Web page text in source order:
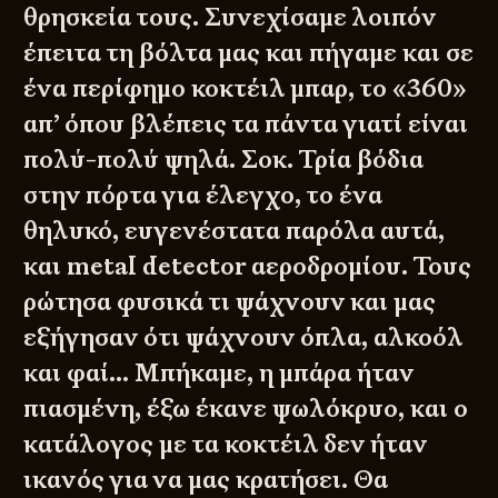
θρησκεία τους. Συνεχίσαμε λοιπόν
έπειτα τη βόλτα μας και πήγαμε και σε
ένα περίφημο κοκτέιλ μπαρ, το «360»
απ’ όπου βλέπεις τα πάντα γιατί είναι
πολύ-πολύ ψηλά. Σοκ. Τρία βόδια
στην πόρτα για έλεγχο, το ένα
θηλυκό, ευγενέστατα παρόλα αυτά,
και metal detector αεροδρομίου. Τους
ρώτησα φυσικά τι ψάχνουν και μας
εξήγησαν ότι ψάχνουν όπλα, αλκοόλ
και φαί… Μπήκαμε, η μπάρα ήταν
πιασμένη, έξω έκανε ψωλόκρυο, και ο
κατάλογος με τα κοκτέιλ δεν ήταν
ικανός για να μας κρατήσει. Θα